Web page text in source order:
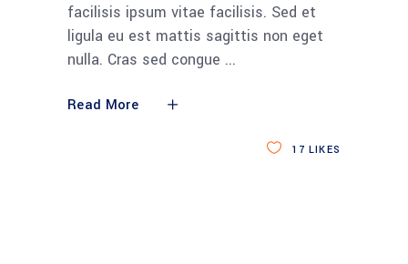
facilisis ipsum vitae facilisis. Sed et
ligula eu est mattis sagittis non eget
nulla. Cras sed congue
Read More
17 LIKES